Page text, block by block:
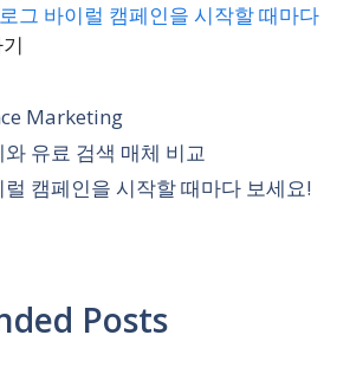
그 바이럴 캠페인을 시작할 때마다
Marketing
유료 검색 매체 비교
캠페인을 시작할 때마다 보세요!
Posts